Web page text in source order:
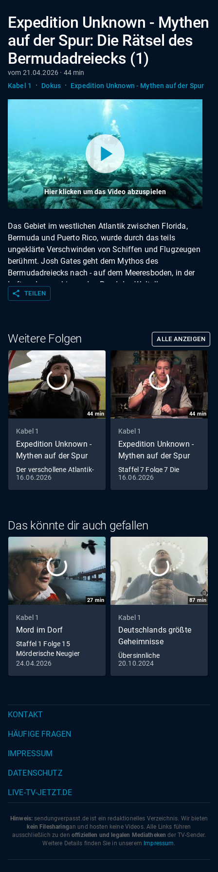
Expedition Unknown - Mythen
auf der Spur: Die Rätsel des
Bermudadreiecks (1)
vom 21.04.2026 · 44 min
Kabel 1
· Dokus · Expedition Unknown - Mythen auf der Spur
Hier klicken um das Video abzuspielen
Das Gebiet im westlichen Atlantik zwischen Florida,
Bermuda und Puerto Rico, wurde durch das teils
ungeklärte Verschwinden von Schiffen und Flugzeugen
berühmt. Josh Gates geht dem Mythos des
Bermudadreiecks nach - auf dem Meeresboden, in der
Luft und sogar bis an den Rand des Weltalls.
share TEILEN
Weitere Folgen ALLE ANZEIGEN
44 min
Kabel 1
Expedition Unknown -
Mythen auf der Spur
Der verschollene Atlantik-
Flieger
16.06.2026
44 min
Kabel 1
Expedition Unknown -
Mythen auf der Spur
Staffel 7 Folge 7 Die
geheime Destillerie
16.06.2026
Das könnte dir auch gefallen
27 min
Kabel 1
Mord im Dorf
Staffel 1 Folge 15
Mörderische Neugier
24.04.2026
87 min
Kabel 1
Deutschlands größte
Geheimnisse
Übersinnliche
Erscheinungen und
weitere faszinierende
20.10.2024
KONTAKT
HÄUFIGE FRAGEN
IMPRESSUM
DATENSCHUTZ
LIVE-TV-JETZT.DE
Hinweis: sendungverpasst.de ist ein redaktionelles Verzeichnis. Wir bieten
kein Filesharingan und hosten keine Videos. Alle Links führen
ausschließlich zu den offiziellen und legalen Mediatheken der TV-Sender.
Weitere Details finden Sie in unserem Impressum.